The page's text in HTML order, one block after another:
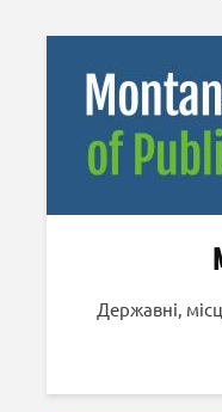
Державні,